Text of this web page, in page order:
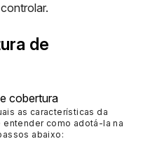
de
as características da
entender como adotá-la na
abaixo: